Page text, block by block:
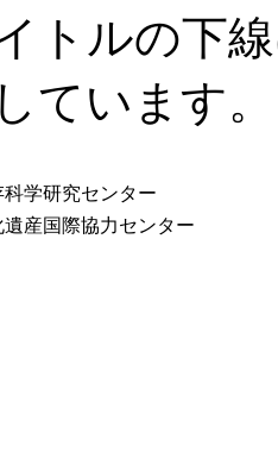
トルの下
ています。
科学研究センター
遺産国際協力センター